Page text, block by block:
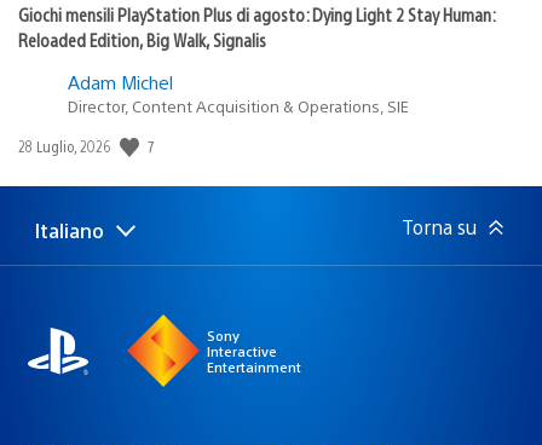
Giochi mensili PlayStation Plus di agosto: Dying Light 2 Stay Human:
Reloaded Edition, Big Walk, Signalis
Adam Michel
Director, Content Acquisition & Operations, SIE
Data
pubblicazione:
28 Luglio, 2026 7
Seleziona
una
Regione
attuale:
Italiano Torna su
Sony
Interactive
Entertainment